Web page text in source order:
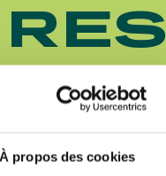
À propos des cookies
WITH FRIENDS
AS A COUPLE
AS A COUPLE
FOR SPORT
CORPORATE
CORPORATE
SUBSCRIBE